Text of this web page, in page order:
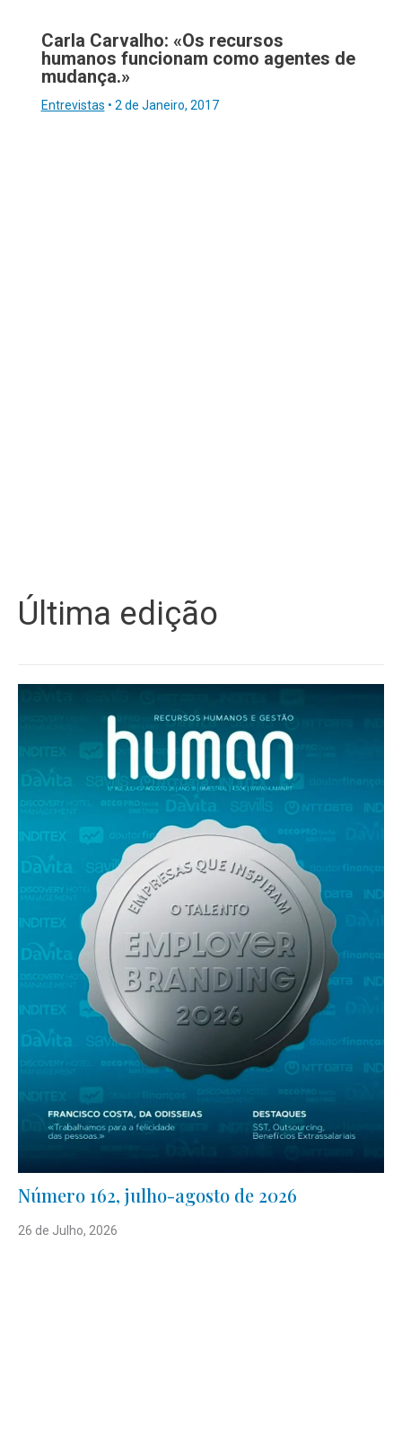
Carla Carvalho: «Os recursos
humanos funcionam como agentes de
mudança.»
Entrevistas • 2 de Janeiro, 2017
Última edição
Número 162, julho-agosto de 2026
26 de Julho, 2026